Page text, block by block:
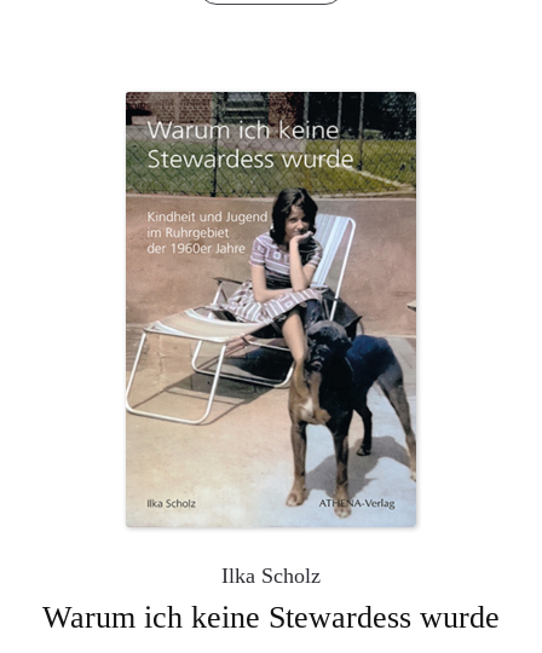
Ilka Scholz
Warum ich keine Stewardess wurde